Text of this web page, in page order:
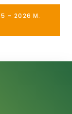
– 2026 M.